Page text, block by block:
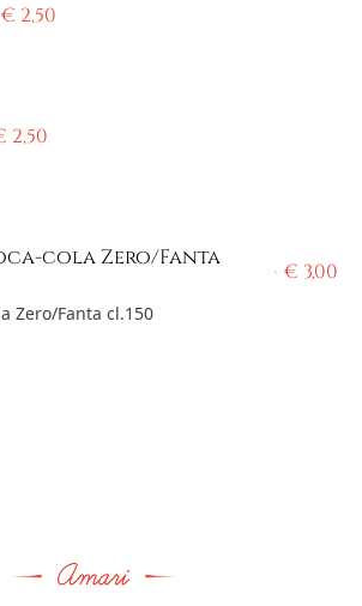
€ 2,50
2,50
cola Zero/Fanta
€ 3,00
Zero/Fanta cl.150